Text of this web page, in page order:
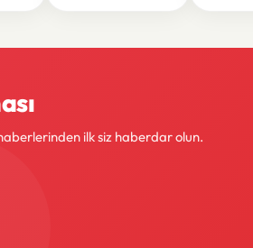
ilk siz haberdar olun.